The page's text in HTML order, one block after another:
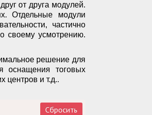
от друга модулей.
Отдельные модули
частично
своему усмотрению.
решение для
оснащения тоговых
центров и т.д..
Сбросить